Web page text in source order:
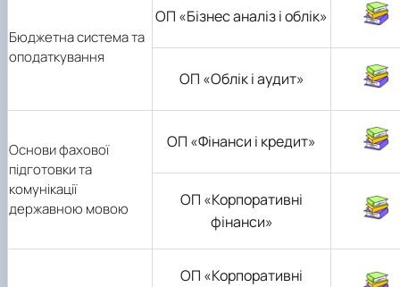
Бюджетна система та
оподаткування
ОП «Бізнес аналіз і облік»
ОП «Облік і аудит»
Основи фахової
підготовки та
комунікації
державною мовою
ОП «Фінанси і кредит»
ОП «Корпоративні
фінанси»
ОП «Корпоративні